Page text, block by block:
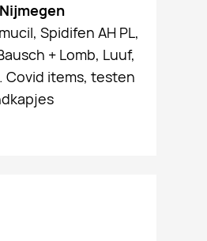
Spidifen AH PL,
+ Lomb, Luuf,
Covid items, testen